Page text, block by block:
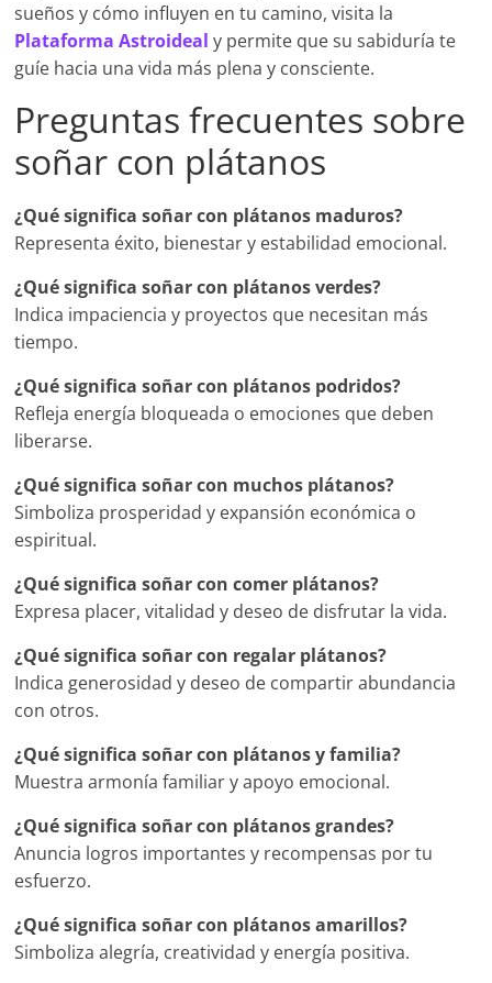
sueños y cómo influyen en tu camino, visita la
Plataforma Astroideal y permite que su sabiduría te
guíe hacia una vida más plena y consciente.
Preguntas frecuentes sobre
soñar con plátanos
¿Qué significa soñar con plátanos maduros?
Representa éxito, bienestar y estabilidad emocional.
¿Qué significa soñar con plátanos verdes?
Indica impaciencia y proyectos que necesitan más
tiempo.
¿Qué significa soñar con plátanos podridos?
Refleja energía bloqueada o emociones que deben
liberarse.
¿Qué significa soñar con muchos plátanos?
Simboliza prosperidad y expansión económica o
espiritual.
¿Qué significa soñar con comer plátanos?
Expresa placer, vitalidad y deseo de disfrutar la vida.
¿Qué significa soñar con regalar plátanos?
Indica generosidad y deseo de compartir abundancia
con otros.
¿Qué significa soñar con plátanos y familia?
Muestra armonía familiar y apoyo emocional.
¿Qué significa soñar con plátanos grandes?
Anuncia logros importantes y recompensas por tu
esfuerzo.
¿Qué significa soñar con plátanos amarillos?
Simboliza alegría, creatividad y energía positiva.